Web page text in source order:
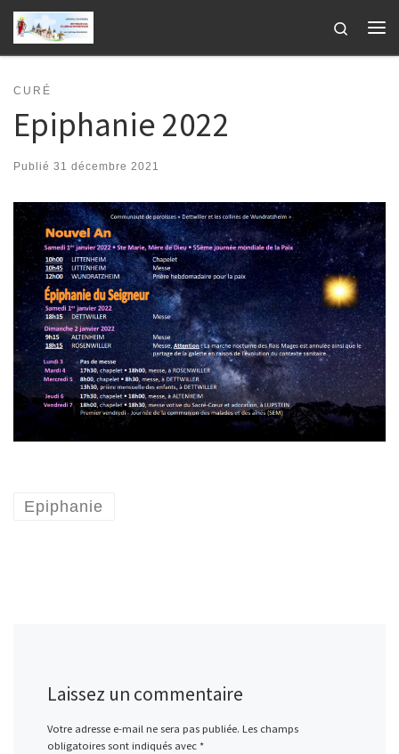
Passer au contenu
Search
CURÉ
Epiphanie 2022
Publié 31 décembre 2021
Epiphanie
Laissez un commentaire
Votre adresse e-mail ne sera pas publiée. Les champs
obligatoires sont indiqués avec *